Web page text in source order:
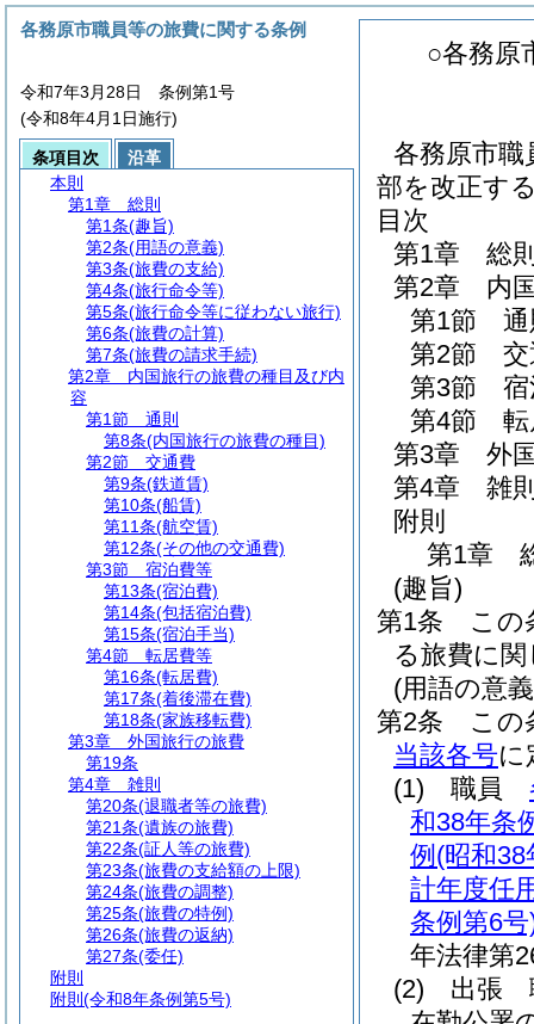
○各務原
各務原市職
部を改正す
目次
第1章
総
第2章
内
第1節
第2節
第3節
第4節
第3章
外
第4章
雑
附則
第1章
(趣旨)
第1条
この
る旅費に
(用語の意
第2条
この
当該各号に
(1)
職員
和38年条
例 (昭和38
計年度任
条例第6号
年法律第
(2)
出張
各務原市職員等の旅費に関する条例
令和7年3月28日 条例第1号
(令和8年4月1日施行)
条項目次
沿革
本則
第1章
総則
第1条(趣旨)
第2条(用語の意義)
第3条(旅費の支給)
第4条(旅行命令等)
第5条(旅行命令等に従わない旅行)
第6条(旅費の計算)
第7条(旅費の請求手続)
第2章
内国旅行の旅費の種目及び内
容
第1節
通則
第8条(内国旅行の旅費の種目)
第2節
交通費
第9条(鉄道賃)
第10条(船賃)
第11条(航空賃)
第12条(その他の交通費)
第3節
宿泊費等
第13条(宿泊費)
第14条(包括宿泊費)
第15条(宿泊手当)
第4節
転居費等
第16条(転居費)
第17条(着後滞在費)
第18条(家族移転費)
第3章
外国旅行の旅費
第19条
第4章
雑則
第20条(退職者等の旅費)
第21条(遺族の旅費)
第22条(証人等の旅費)
第23条(旅費の支給額の上限)
第24条(旅費の調整)
第25条(旅費の特例)
第26条(旅費の返納)
第27条(委任)
附則
附則 (令和8年条例第5号)